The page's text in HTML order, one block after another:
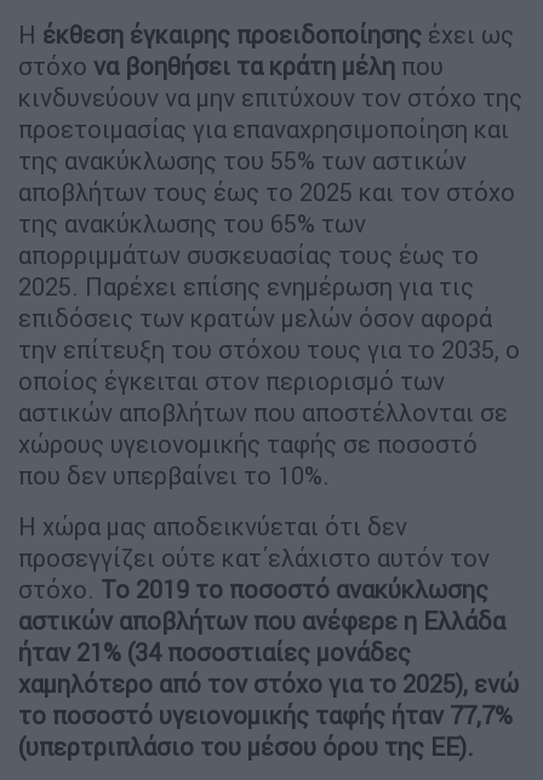
Η έκθεση έγκαιρης προειδοποίησης έχει ως
στόχο να βοηθήσει τα κράτη μέλη που
κινδυνεύουν να μην επιτύχουν τον στόχο της
προετοιμασίας για επαναχρησιμοποίηση και
της ανακύκλωσης του 55% των αστικών
αποβλήτων τους έως το 2025 και τον στόχο
της ανακύκλωσης του 65% των
απορριμμάτων συσκευασίας τους έως το
2025. Παρέχει επίσης ενημέρωση για τις
επιδόσεις των κρατών μελών όσον αφορά
την επίτευξη του στόχου τους για το 2035, ο
οποίος έγκειται στον περιορισμό των
αστικών αποβλήτων που αποστέλλονται σε
χώρους υγειονομικής ταφής σε ποσοστό
που δεν υπερβαίνει το 10%.
Η χώρα μας αποδεικνύεται ότι δεν
προσεγγίζει ούτε κατ΄ελάχιστο αυτόν τον
στόχο. Το 2019 το ποσοστό ανακύκλωσης
αστικών αποβλήτων που ανέφερε η Ελλάδα
ήταν 21% (34 ποσοστιαίες μονάδες
χαμηλότερο από τον στόχο για το 2025), ενώ
το ποσοστό υγειονομικής ταφής ήταν 77,7%
(υπερτριπλάσιο του μέσου όρου της ΕΕ).